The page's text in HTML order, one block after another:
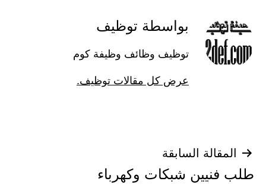
بواسطة توظيف
توظيف وظائف وظيفة كوم
عرض كل مقالات توظيف.
تصفّح
المقالات
المقالة السابقة
طلب فنيين شبكات وكهرباء